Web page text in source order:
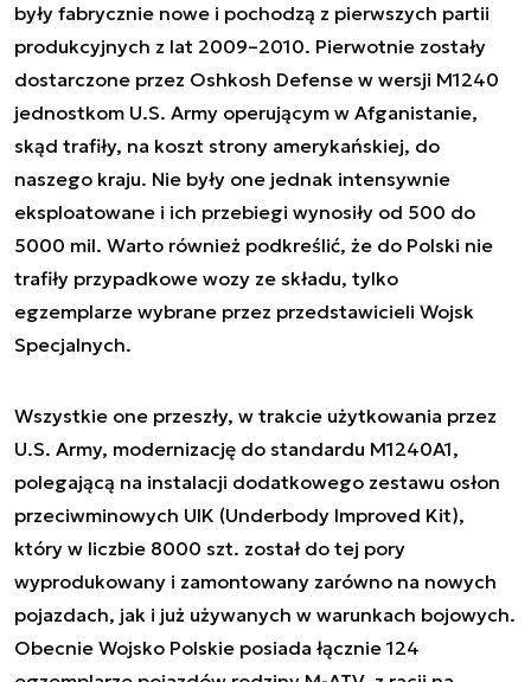
były fabrycznie nowe i pochodzą z pierwszych partii
produkcyjnych z lat 2009–2010. Pierwotnie zostały
dostarczone przez Oshkosh Defense w wersji M1240
jednostkom U.S. Army operującym w Afganistanie,
skąd trafiły, na koszt strony amerykańskiej, do
naszego kraju. Nie były one jednak intensywnie
eksploatowane i ich przebiegi wynosiły od 500 do
5000 mil. Warto również podkreślić, że do Polski nie
trafiły przypadkowe wozy ze składu, tylko
egzemplarze wybrane przez przedstawicieli Wojsk
Specjalnych.
Wszystkie one przeszły, w trakcie użytkowania przez
U.S. Army, modernizację do standardu M1240A1,
polegającą na instalacji dodatkowego zestawu osłon
przeciwminowych UIK (Underbody Improved Kit),
który w liczbie 8000 szt. został do tej pory
wyprodukowany i zamontowany zarówno na nowych
pojazdach, jak i już używanych w warunkach bojowych.
Obecnie Wojsko Polskie posiada łącznie 124